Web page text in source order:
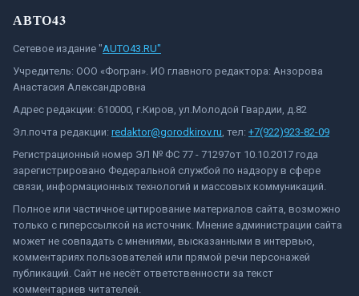
АВТО43
Сетевое издание "AUTO43.RU"
Учредитель: ООО «Фогран». ИО главного редактора: Анзорова
Анастасия Александровна
Адрес редакции: 610000, г.Киров, ул.Молодой Гвардии, д.82
Эл.почта редакции: redaktor@gorodkirov.ru, тел: +7(922)923-82-09
Регистрационный номер ЭЛ № ФС 77 - 71297от 10.10.2017 года
зарегистрировано Федеральной службой по надзору в сфере
связи, информационных технологий и массовых коммуникаций.
Полное или частичное цитирование материалов сайта, возможно
только с гиперссылкой на источник. Мнение администрации сайта
может не совпадать с мнениями, высказанными в интервью,
комментариях пользователей или прямой речи персонажей
публикаций. Сайт не несёт ответственности за текст
комментариев читателей.